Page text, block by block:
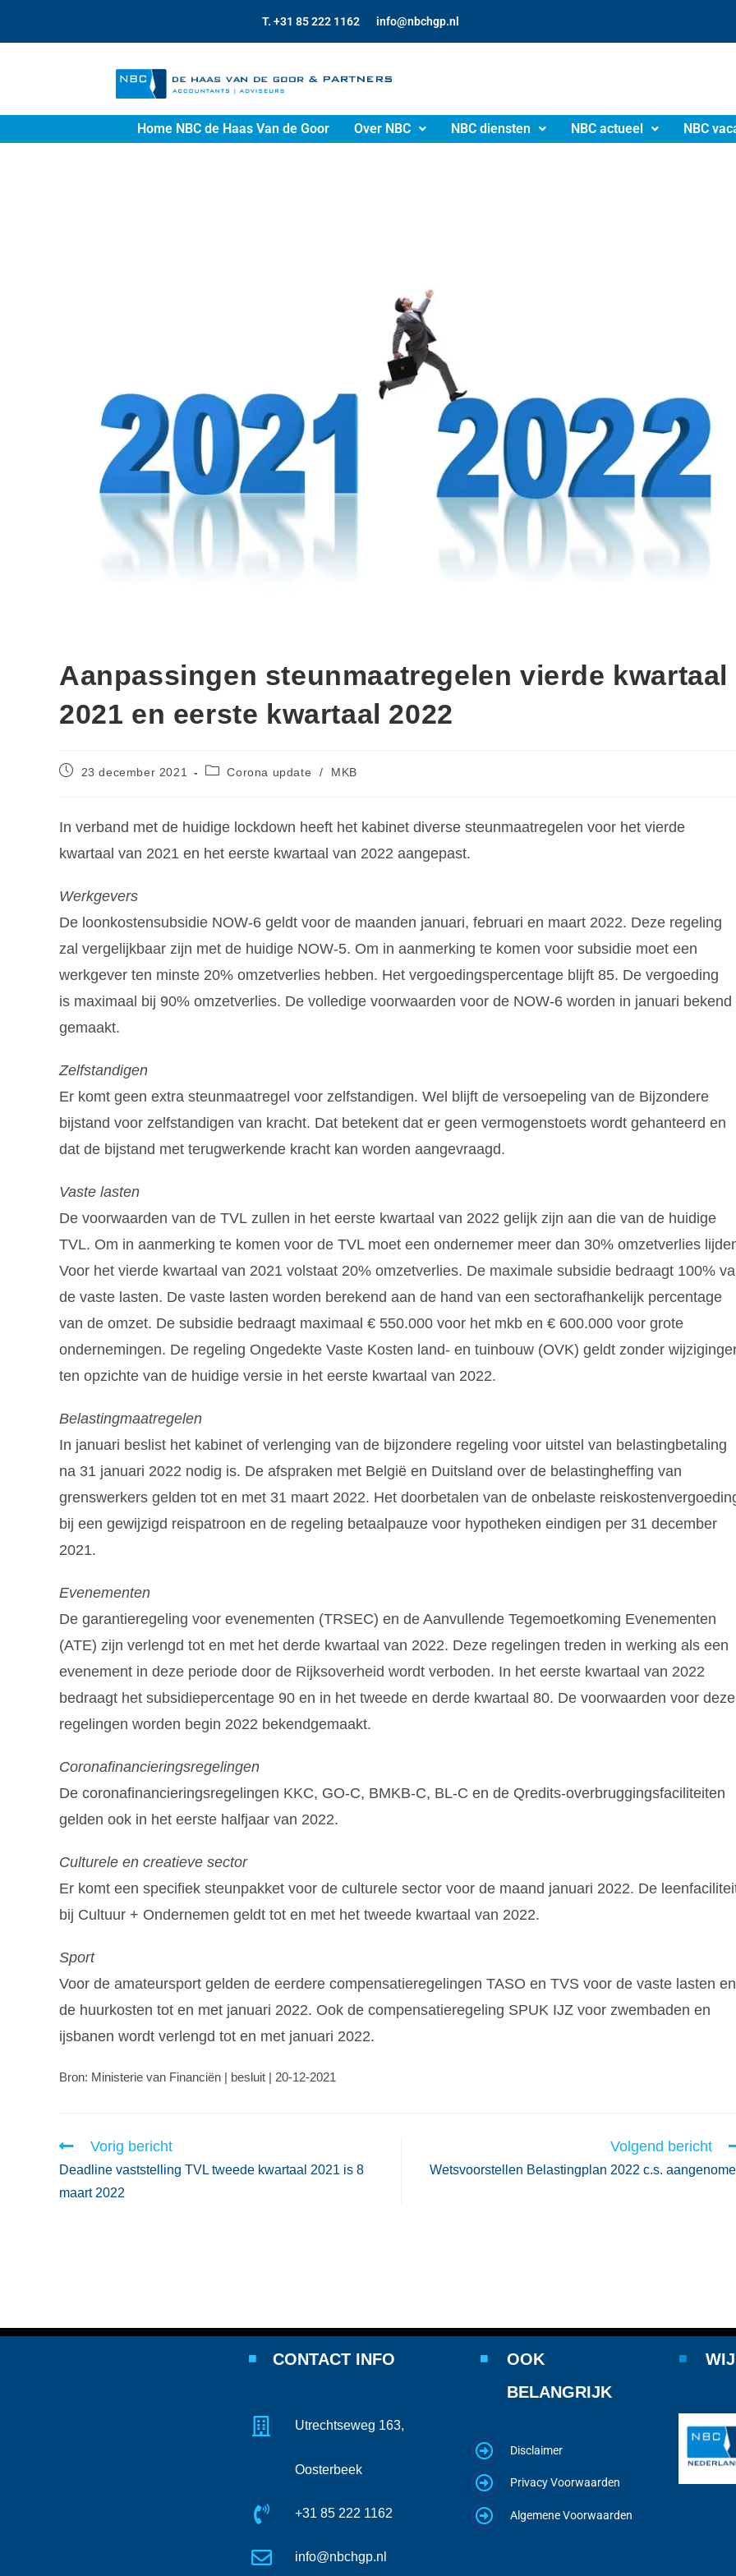
T. +31 85 222 1162 info@nbchgp.nl
Home NBC de Haas Van de Goor Over NBC NBC diensten NBC actueel NBC
Aanpassingen steunmaatregelen vierde kwartaal
2021 en eerste kwartaal 2022
23 december 2021 Corona update / MKB
In verband met de huidige lockdown heeft het kabinet diverse steunmaatregelen voor het vierde
kwartaal van 2021 en het eerste kwartaal van 2022 aangepast.
Werkgevers
De loonkostensubsidie NOW-6 geldt voor de maanden januari, februari en maart 2022. Deze regeling
zal vergelijkbaar zijn met de huidige NOW-5. Om in aanmerking te komen voor subsidie moet een
werkgever ten minste 20% omzetverlies hebben. Het vergoedingspercentage blijft 85. De vergoeding
is maximaal bij 90% omzetverlies. De volledige voorwaarden voor de NOW-6 worden in januari bekend
gemaakt.
Zelfstandigen
Er komt geen extra steunmaatregel voor zelfstandigen. Wel blijft de versoepeling van de Bijzondere
bijstand voor zelfstandigen van kracht. Dat betekent dat er geen vermogenstoets wordt gehanteerd en
dat de bijstand met terugwerkende kracht kan worden aangevraagd.
Vaste lasten
De voorwaarden van de TVL zullen in het eerste kwartaal van 2022 gelijk zijn aan die van de huidige
TVL. Om in aanmerking te komen voor de TVL moet een ondernemer meer dan 30% omzetverlies
Voor het vierde kwartaal van 2021 volstaat 20% omzetverlies. De maximale subsidie bedraagt 100%
de vaste lasten. De vaste lasten worden berekend aan de hand van een sectorafhankelijk percentage
van de omzet. De subsidie bedraagt maximaal € 550.000 voor het mkb en € 600.000 voor grote
ondernemingen. De regeling Ongedekte Vaste Kosten land- en tuinbouw (OVK) geldt zonder
ten opzichte van de huidige versie in het eerste kwartaal van 2022.
Belastingmaatregelen
In januari beslist het kabinet of verlenging van de bijzondere regeling voor uitstel van belastingbetaling
na 31 januari 2022 nodig is. De afspraken met België en Duitsland over de belastingheffing van
grenswerkers gelden tot en met 31 maart 2022. Het doorbetalen van de onbelaste
bij een gewijzigd reispatroon en de regeling betaalpauze voor hypotheken eindigen per 31 december
2021.
Evenementen
De garantieregeling voor evenementen (TRSEC) en de Aanvullende Tegemoetkoming Evenementen
(ATE) zijn verlengd tot en met het derde kwartaal van 2022. Deze regelingen treden in werking als een
evenement in deze periode door de Rijksoverheid wordt verboden. In het eerste kwartaal van 2022
bedraagt het subsidiepercentage 90 en in het tweede en derde kwartaal 80. De voorwaarden voor deze
regelingen worden begin 2022 bekendgemaakt.
Coronafinancieringsregelingen
De coronafinancieringsregelingen KKC, GO-C, BMKB-C, BL-C en de Qredits-overbruggingsfaciliteiten
gelden ook in het eerste halfjaar van 2022.
Culturele en creatieve sector
Er komt een specifiek steunpakket voor de culturele sector voor de maand januari 2022. De
bij Cultuur + Ondernemen geldt tot en met het tweede kwartaal van 2022.
Sport
Voor de amateursport gelden de eerdere compensatieregelingen TASO en TVS voor de vaste lasten en
de huurkosten tot en met januari 2022. Ook de compensatieregeling SPUK IJZ voor zwembaden en
ijsbanen wordt verlengd tot en met januari 2022.
Bron: Ministerie van Financiën | besluit | 20-12-2021
Vorig bericht
Deadline vaststelling TVL tweede kwartaal 2021 is 8
maart 2022
Volgend bericht
Wetsvoorstellen Belastingplan 2022 c.s.
CONTACT INFO
Utrechtseweg 163,
Oosterbeek
+31 85 222 1162
info@nbchgp.nl
OOK
BELANGRIJK
Disclaimer
Privacy Voorwaarden
Algemene Voorwaarden